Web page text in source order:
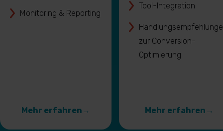
Monitoring & Reporting
Mehr erfahren →
Tool-Integration
zur Conversion-
Optimierung
Mehr erfahren →